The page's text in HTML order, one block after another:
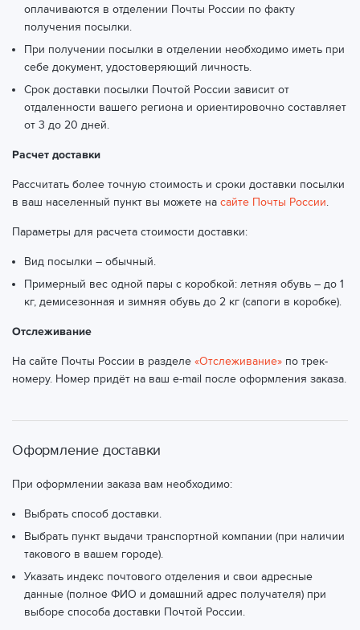
оплачиваются в отделении Почты России по факту
получения посылки.
При получении посылки в отделении необходимо иметь при
себе документ, удостоверяющий личность.
Срок доставки посылки Почтой России зависит от
отдаленности вашего региона и ориентировочно составляет
от 3 до 20 дней.
Расчет доставки
Рассчитать более точную стоимость и сроки доставки посылки
в ваш населенный пункт вы можете на сайте Почты России.
Параметры для расчета стоимости доставки:
Вид посылки – обычный.
Примерный вес одной пары с коробкой: летняя обувь – до 1
кг, демисезонная и зимняя обувь до 2 кг (сапоги в коробке).
Отслеживание
На сайте Почты России в разделе «Отслеживание» по трек-
номеру. Номер придёт на ваш e-mail после оформления заказа.
Оформление доставки
При оформлении заказа вам необходимо:
Выбрать способ доставки.
Выбрать пункт выдачи транспортной компании (при наличии
такового в вашем городе).
Указать индекс почтового отделения и свои адресные
данные (полное ФИО и домашний адрес получателя) при
выборе способа доставки Почтой России.